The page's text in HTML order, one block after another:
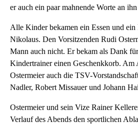
er auch ein paar mahnende Worte an
Alle Kinder bekamen ein Essen und ein
Nikolaus. Den Vorsitzenden Rudi
Mann auch nicht. Er be­kam als Dank
Kindertrainer einen Geschenkkorb. Am
Ostermeier auch die TSV-
Nadler, Robert Missauer und Johann
Ostermeier und sein Vize Rainer
Verlauf des Abends den sportlichen